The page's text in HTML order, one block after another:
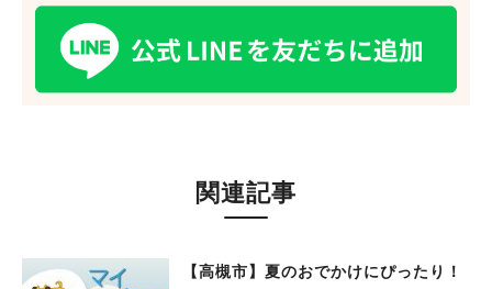
関連記事
【高槻市】夏のおでかけにぴったり！